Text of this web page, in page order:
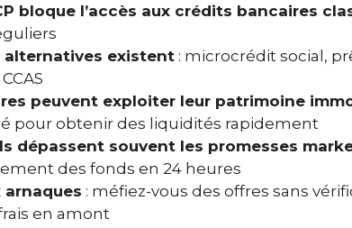
bloque l’accès aux crédits bancaires
alternatives existent : microcrédit social,
peuvent exploiter leur patrimoine
pour obtenir des liquidités rapidement
dépassent souvent les promesses
des fonds en 24 heures
: méfiez-vous des offres sans
en amont